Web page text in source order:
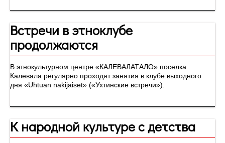
Встречи в этноклубе
продолжаются
В этнокультурном центре «КАЛЕВАЛАТАЛО» поселка
Калевала регулярно проходят занятия в клубе выходного
дня «Uhtuan nakijaiset» («Ухтинские встречи»).
К народной культуре с детства